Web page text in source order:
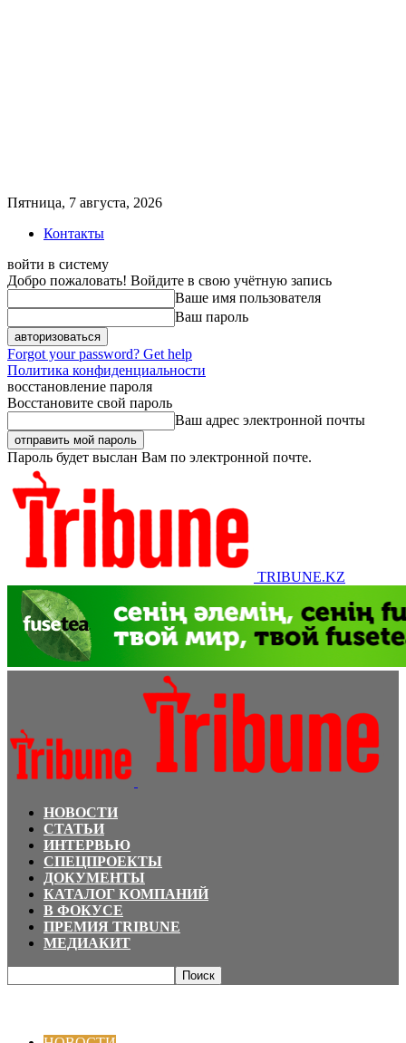
Пятница, 7 августа, 2026
Контакты
войти в систему
Добро пожаловать! Войдите в свою учётную запись
Ваше имя пользователя
Ваш пароль
Forgot your password? Get help
Политика конфиденциальности
восстановление пароля
Восстановите свой пароль
Ваш адрес электронной почты
Пароль будет выслан Вам по электронной почте.
TRIBUNE.KZ
НОВОСТИ
СТАТЬИ
ИНТЕРВЬЮ
СПЕЦПРОЕКТЫ
ДОКУМЕНТЫ
КАТАЛОГ КОМПАНИЙ
В ФОКУСЕ
ПРЕМИЯ TRIBUNE
МЕДИАКИТ